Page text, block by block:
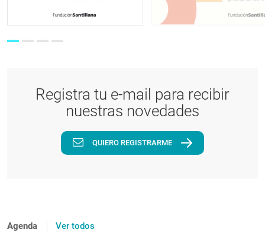
Registra tu e-mail para recibir
nuestras novedades
QUIERO REGISTRARME
Agenda Ver todos